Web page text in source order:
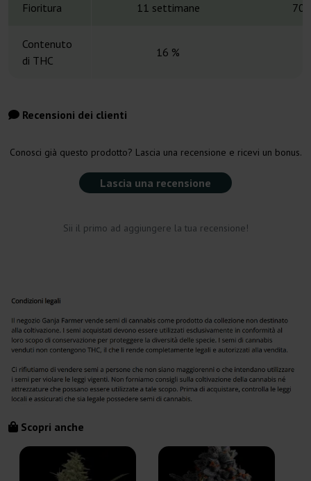
Fioritura 11 settimane 70-
Contenuto
di THC
16 %
Recensioni dei clienti
Conosci già questo prodotto? Lascia una recensione e ricevi un bonus.
Lascia una recensione
Sii il primo ad aggiungere la tua recensione!
Scopri anche